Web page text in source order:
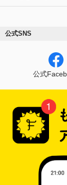
公式SNS
公式